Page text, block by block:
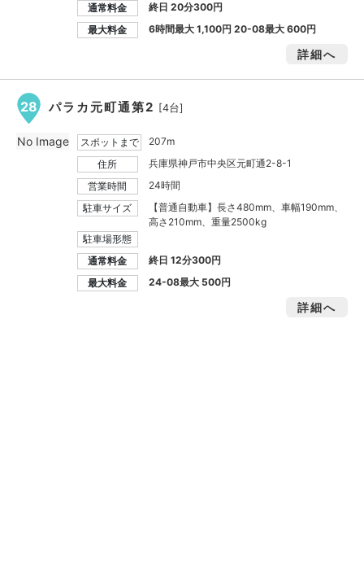
通常料金
終日 20分300円
最大料金
6時間最大1,100円20-08最大600円
詳細へ
28 パラカ元町通第2 [4台]
スポットまで
207m
住所
兵庫県神戸市中央区元町通2-8-1
営業時間
24時間
駐車サイズ
【普通自動車】長さ480mm、車幅190mm、
高さ210mm、重量2500kg
駐車場形態
通常料金
終日 12分300円
最大料金
24-08最大 500円
詳細へ
No Image